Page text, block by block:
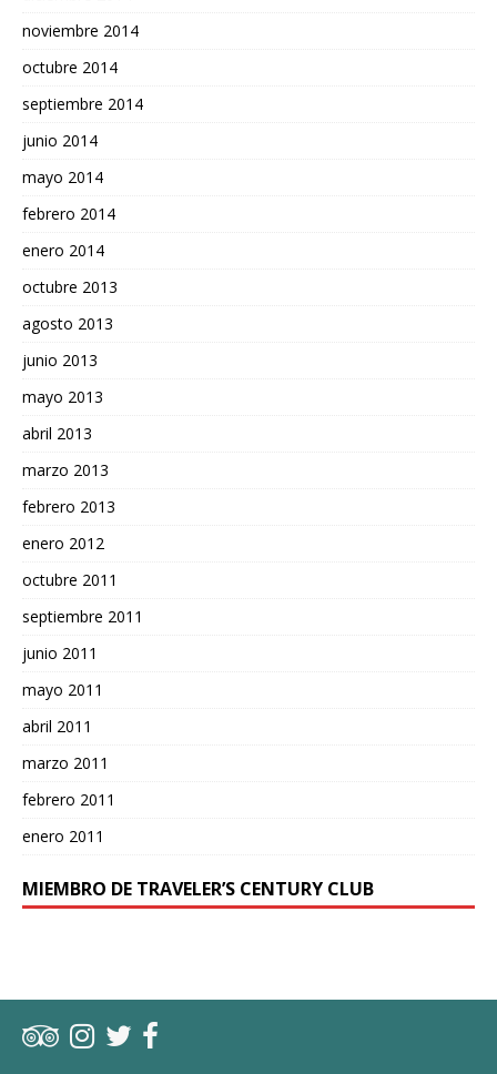
noviembre 2014
octubre 2014
septiembre 2014
junio 2014
mayo 2014
febrero 2014
enero 2014
octubre 2013
agosto 2013
junio 2013
mayo 2013
abril 2013
marzo 2013
febrero 2013
enero 2012
octubre 2011
septiembre 2011
junio 2011
mayo 2011
abril 2011
marzo 2011
febrero 2011
enero 2011
MIEMBRO DE TRAVELER’S CENTURY CLUB